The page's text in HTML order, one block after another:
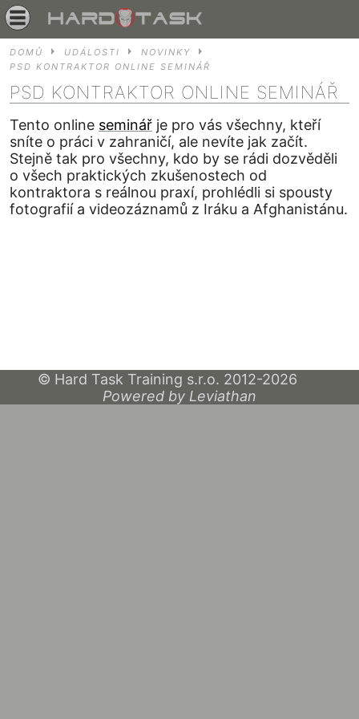
DOMŮ UDÁLOSTI
NOVINKY
PSD KONTRAKTOR ONLINE SEMINÁŘ
PSD KONTRAKTOR ONLINE SEMINÁŘ
Tento online seminář je pro vás všechny, kteří
sníte o práci v zahraničí, ale nevíte jak začít.
Stejně tak pro všechny, kdo by se rádi dozvěděli
o všech praktických zkušenostech od
kontraktora s reálnou praxí, prohlédli si spousty
fotografií a videozáznamů z Iráku a Afghanistánu.
© Hard Task Training s.r.o. 2012-2026
Powered by Leviathan